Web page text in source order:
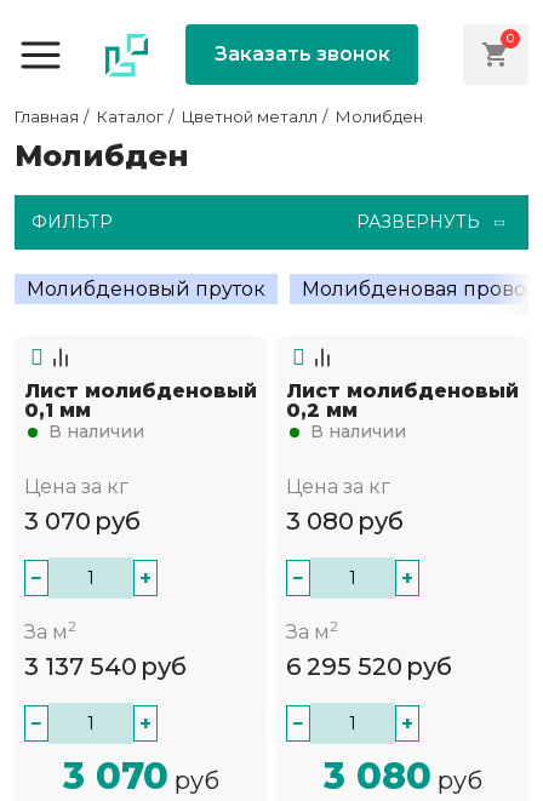
Заказать звонок
0
Главная Каталог Цветной металл Молибден
Молибден
ФИЛЬТР РАЗВЕРНУТЬ
Молибденовый пруток Молибденовая
Лист молибденовый
0,1 мм
В наличии
Цена за кг
3 070 руб
− +
За м2
3 137 540 руб
− +
3 070 руб
Лист молибденовый
0,2 мм
В наличии
Цена за кг
3 080 руб
− +
За м2
6 295 520 руб
− +
3 080 руб